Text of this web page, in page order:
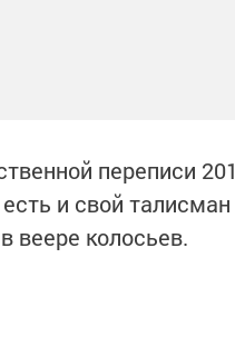
переписи
и свой
веере колосьев.